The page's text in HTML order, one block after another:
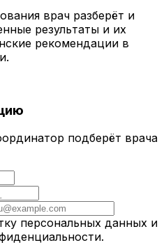
врач разберёт и
результаты и их
рекомендации в
подберёт врача
персональных данных и
.